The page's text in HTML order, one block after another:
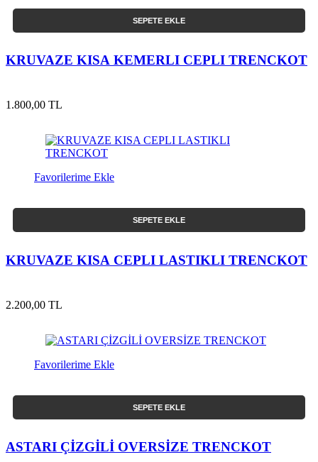
SEPETE EKLE
KRUVAZE KISA KEMERLI CEPLI TRENCKOT
1.800,00 TL
Favorilerime Ekle
SEPETE EKLE
KRUVAZE KISA CEPLI LASTIKLI TRENCKOT
2.200,00 TL
Favorilerime Ekle
SEPETE EKLE
ASTARI ÇİZGİLİ OVERSİZE TRENCKOT